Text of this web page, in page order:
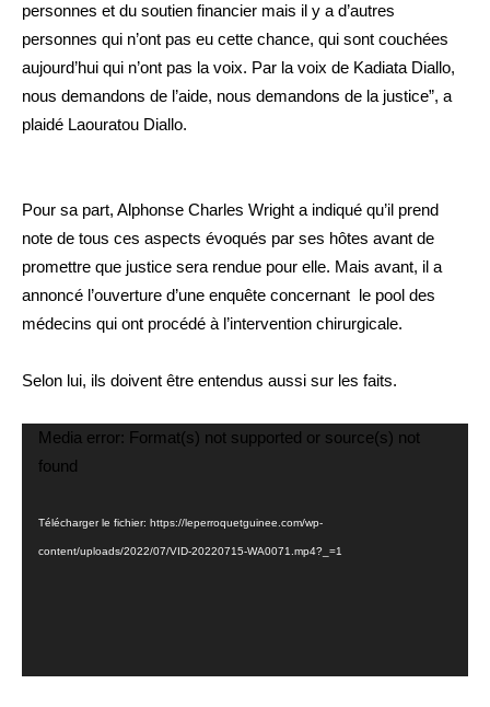
personnes et du soutien financier mais il y a d’autres
personnes qui n’ont pas eu cette chance, qui sont couchées
aujourd’hui qui n’ont pas la voix. Par la voix de Kadiata Diallo,
nous demandons de l’aide, nous demandons de la justice”, a
plaidé Laouratou Diallo.
Pour sa part, Alphonse Charles Wright a indiqué qu’il prend
note de tous ces aspects évoqués par ses hôtes avant de
promettre que justice sera rendue pour elle. Mais avant, il a
annoncé l’ouverture d’une enquête concernant le pool des
médecins qui ont procédé à l’intervention chirurgicale.
Selon lui, ils doivent être entendus aussi sur les faits.
Lecteur
vidéo
Media error: Format(s) not supported or source(s) not
found
Télécharger le fichier: https://leperroquetguinee.com/wp-
content/uploads/2022/07/VID-20220715-WA0071.mp4?_=1